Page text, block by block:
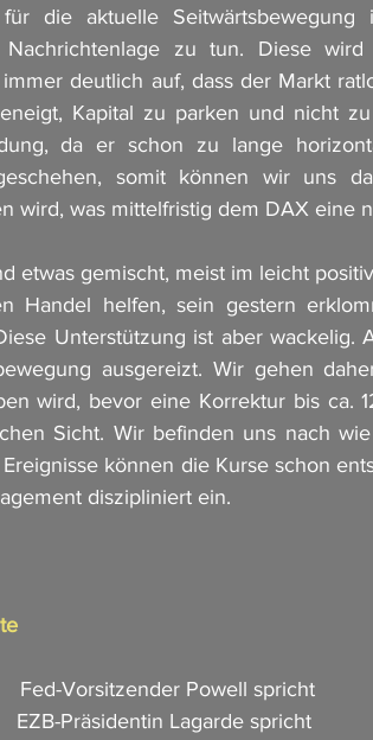
für die aktuelle
zu tun. Diese
deutlich auf, dass der Markt
Kapital zu parken und nicht
da er schon zu lange
somit können wir uns
wird, was mittelfristig dem DAX eine
etwas gemischt, meist im leicht
Handel helfen, sein gestern
Unterstützung ist aber wackelig.
ausgereizt. Wir gehen
wird, bevor eine Korrektur bis ca.
Sicht. Wir befinden uns nach
können die Kurse schon
diszipliniert ein.
Fed-Vorsitzender Powell
EZB-Präsidentin Lagarde